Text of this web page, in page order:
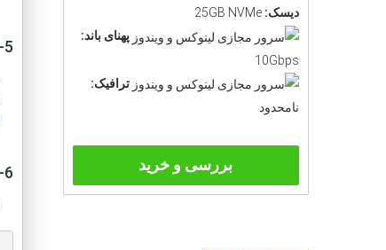
5- ایمن سازی پوشه wp-admin
6- ایمن سازی wp-config.php
دیسک:
پهنای باند:
10Gbps
ترافیک:
نامحدود
بررسی و خرید